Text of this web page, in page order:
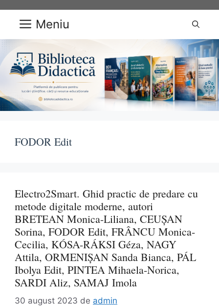
conținut Meniu
FODOR Edit
Electro2Smart. Ghid practic de predare cu
metode digitale moderne, autori
BRETEAN Monica-Liliana, CEUȘAN
Sorina, FODOR Edit, FRÂNCU Monica-
Cecilia, KÓSA-RÁKSI Géza, NAGY
Attila, ORMENIȘAN Sanda Bianca, PÁL
Ibolya Edit, PINTEA Mihaela-Norica,
SARDI Aliz, SAMAJ Imola
30 august 2023 de admin